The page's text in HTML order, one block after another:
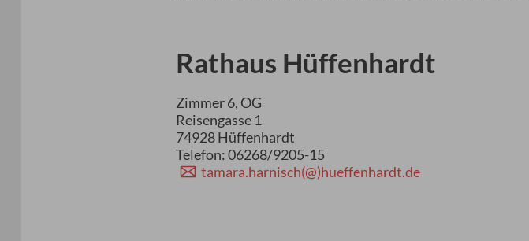
Rathaus Hüffenhardt
Zimmer 6, OG
Reisengasse 1
74928 Hüffenhardt
Telefon: 06268/9205-15
tamara.harnisch(@)hueffenhardt.de